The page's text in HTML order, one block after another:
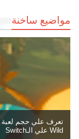
مواضيع ساخنة
Wild علي الـSwitch